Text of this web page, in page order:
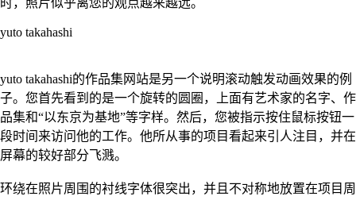
时，照片似乎离您的观点越来越远。
yuto takahashi
yuto takahashi的作品集网站是另一个说明滚动触发动画效果的例
子。您首先看到的是一个旋转的圆圈，上面有艺术家的名字、作
品集和“以东京为基地”等字样。然后，您被指示按住鼠标按钮一
段时间来访问他的工作。他所从事的项目看起来引人注目，并在
屏幕的较好部分飞溅。
环绕在照片周围的衬线字体很突出，并且不对称地放置在项目周